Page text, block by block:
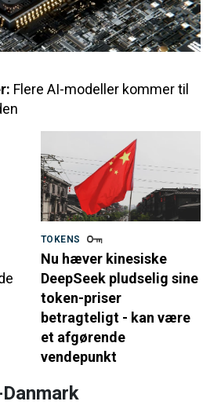
Flere AI-modeller kommer til
TOKENS
Nu hæver kinesiske
DeepSeek pludselig sine
token-priser
betragteligt - kan være
et afgørende
vendepunkt